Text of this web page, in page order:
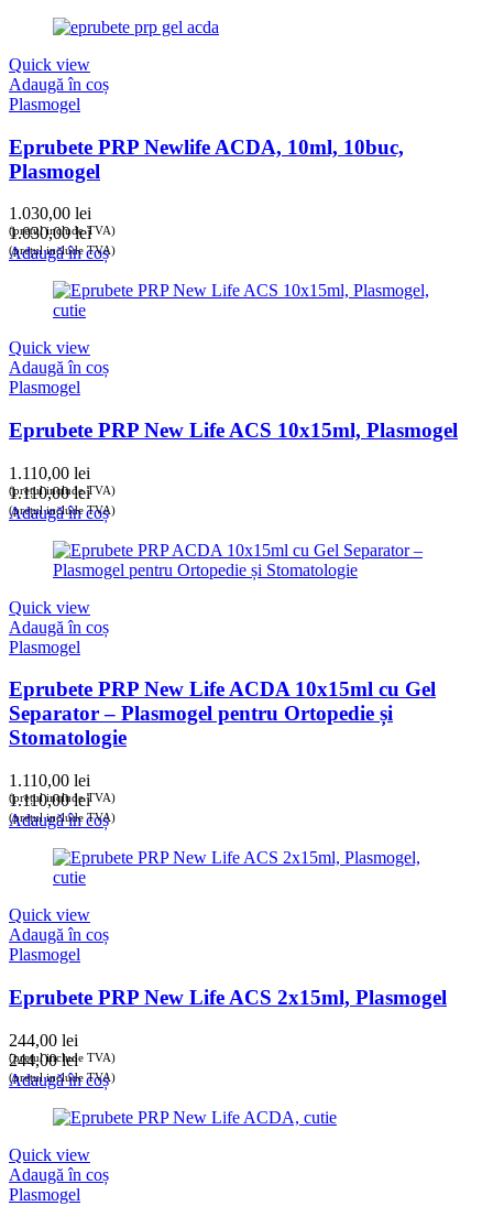
Quick view
Adaugă în coș
Plasmogel
Eprubete PRP Newlife ACDA, 10ml, 10buc,
Plasmogel
1.030,00 lei
(prețul include TVA)
1.030,00lei
(prețul include TVA)
Adaugă în coș
Quick view
Adaugă în coș
Plasmogel
Eprubete PRP New Life ACS 10x15ml, Plasmogel
1.110,00 lei
(prețul include TVA)
1.110,00lei
(prețul include TVA)
Adaugă în coș
Quick view
Adaugă în coș
Plasmogel
Eprubete PRP New Life ACDA 10x15ml cu Gel
Separator – Plasmogel pentru Ortopedie și
Stomatologie
1.110,00 lei
(prețul include TVA)
1.110,00lei
(prețul include TVA)
Adaugă în coș
Quick view
Adaugă în coș
Plasmogel
Eprubete PRP New Life ACS 2x15ml, Plasmogel
244,00 lei
(prețul include TVA)
244,00lei
(prețul include TVA)
Adaugă în coș
Quick view
Adaugă în coș
Plasmogel